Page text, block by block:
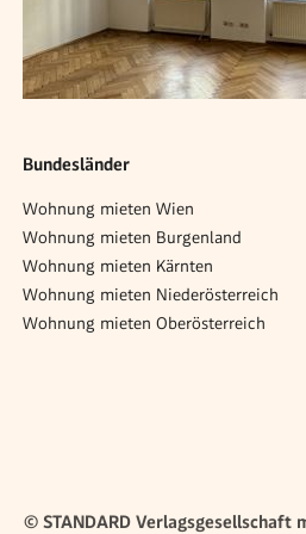
Bundesländer
Wohnung mieten Wien
Wohnung mieten Burgenland
Wohnung mieten Kärnten
Wohnung mieten Niederösterreich
Wohnung mieten Oberösterreich
© STANDARD Verlagsgesellschaft